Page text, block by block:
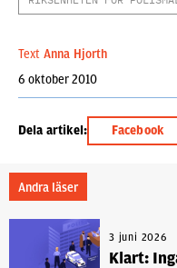
Text Anna Hjorth
6 oktober 2010
Dela artikel: Facebook
Andra läser
3 juni 2026
Klart: